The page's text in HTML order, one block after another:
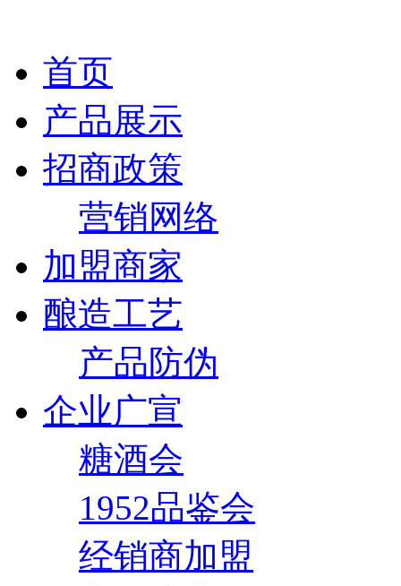
首页
产品展示
招商政策
营销网络
加盟商家
酿造工艺
产品防伪
企业广宣
糖酒会
1952品鉴会
经销商加盟